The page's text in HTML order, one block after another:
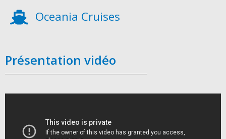
Oceania Cruises
Présentation vidéo